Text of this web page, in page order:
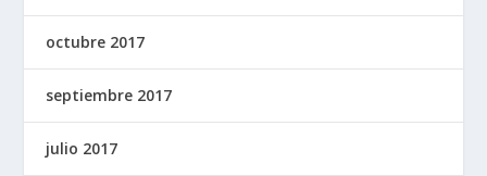
octubre 2017
septiembre 2017
julio 2017